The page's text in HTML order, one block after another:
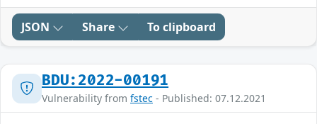
JSON Share To clipboard
BDU:2022-00191
Vulnerability from fstec - Published: 07.12.2021